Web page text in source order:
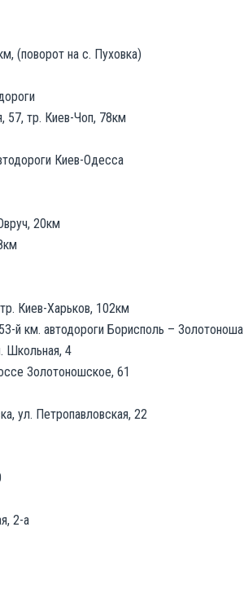
(поворот на с. Пуховка)
57, тр. Киев-Чоп, 78км
Киев-Одесса
20км
Киев-Харьков, 102км
й км. автодороги Борисполь – Золотоноша
Школьная, 4
Золотоношское, 61
ул. Петропавловская, 22
2-а